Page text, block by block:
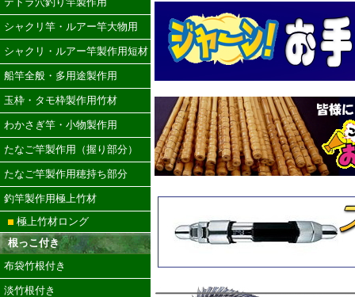
シャクリ竿・ルアー竿大物用
シャクリ・ルアー竿製作用短材
船竿全般・多用途製作用
玉枠・タモ枠製作用竹材
わかさぎ竿・小物製作用
たなご竿製作用（握り部分）
たなご竿製作用穂持ち部分
釣竿製作用極上竹材
極上竹材ロング
根っこ付き
布袋竹根付き
淡竹根付き